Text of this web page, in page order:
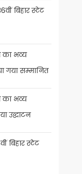
बिहार स्टेट
का भव्य
गया सम्मानित
का भव्य
उद्घाटन
बिहार स्टेट